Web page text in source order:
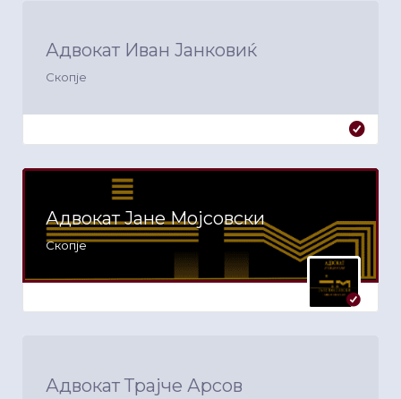
Адвокат Иван Јанковиќ
Скопје
Адвокат Јане Мојсовски
Скопје
Адвокат Трајче Арсов